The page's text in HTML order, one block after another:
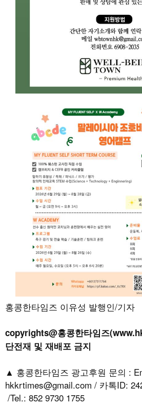
홍콩한타임즈 이유성 발행인/기자
copyrights@홍콩한타임즈
단전재 및 재배포 금지
▲ 홍콩한타임즈 광고후원 문의 :
hkkrtimes@gmail.com / 카톡ID:
/Tel.: 852 9730 1755